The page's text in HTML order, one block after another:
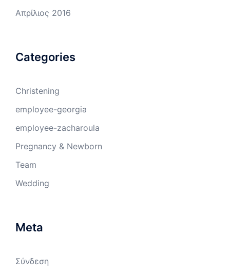
Απρίλιος 2016
Categories
Christening
employee-georgia
employee-zacharoula
Pregnancy & Newborn
Team
Wedding
Meta
Σύνδεση